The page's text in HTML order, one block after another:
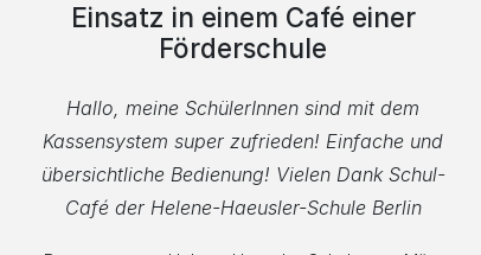
Einsatz in einem Café einer
Förderschule
Hallo, meine SchülerInnen sind mit dem
Kassensystem super zufrieden! Einfache und
übersichtliche Bedienung! Vielen Dank Schul-
Café der Helene-Haeusler-Schule Berlin